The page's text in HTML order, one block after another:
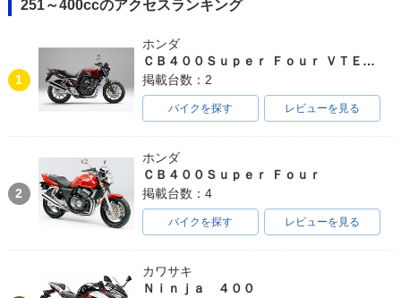
251～400ccのアクセスランキング
1
ホンダ
ＣＢ４００Ｓｕｐｅｒ Ｆｏｕｒ ＶＴＥＣ ＳＰＥＣ３
掲載台数：2
バイクを探す レビューを見る
2
ホンダ
ＣＢ４００Ｓｕｐｅｒ Ｆｏｕｒ
掲載台数：4
バイクを探す レビューを見る
カワサキ
Ｎｉｎｊａ ４００